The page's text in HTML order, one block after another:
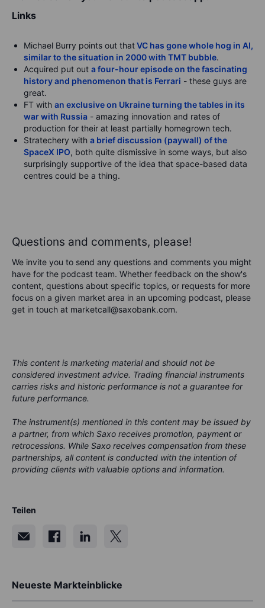
Links
Michael Burry points out thatVC has gone whole hog in AI,
similar to the situation in 2000 with TMT bubble.
Acquired put out a four-hour episode on the fascinating
history and phenomenon that is Ferrari - these guys are
great.
FT with an exclusive on Ukraine turning the tables in its
war with Russia - amazing innovation and rates of
production for their at least partially homegrown tech.
Stratechery with a brief discussion (paywall) of the
SpaceX IPO, both quite dismissive in some ways, but also
surprisingly supportive of the idea that space-based data
centres could be a thing.
Questions and comments, please!
We invite you to send any questions and comments you might
have for the podcast team. Whether feedback on the show's
content, questions about specific topics, or requests for more
focus on a given market area in an upcoming podcast, please
get in touch at marketcall@saxobank.com.
This content is marketing material and should not be
considered investment advice. Trading financial instruments
carries risks and historic performance is not a guarantee for
future performance.
The instrument(s) mentioned in this content may be issued by
a partner, from which Saxo receives promotion, payment or
retrocessions. While Saxo receives compensation from these
partnerships, all content is conducted with the intention of
providing clients with valuable options and information.
Teilen
Neueste Markteinblicke